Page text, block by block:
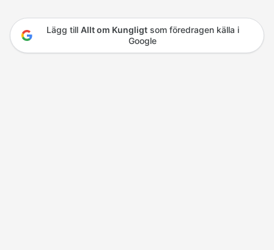
Lägg till Allt om Kungligtsom föredragen källa i
Google